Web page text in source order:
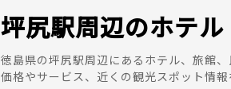
坪尻駅周辺のホテ
徳島県の坪尻駅周辺にあるホテル、旅館、
価格やサービス、近くの観光スポット情